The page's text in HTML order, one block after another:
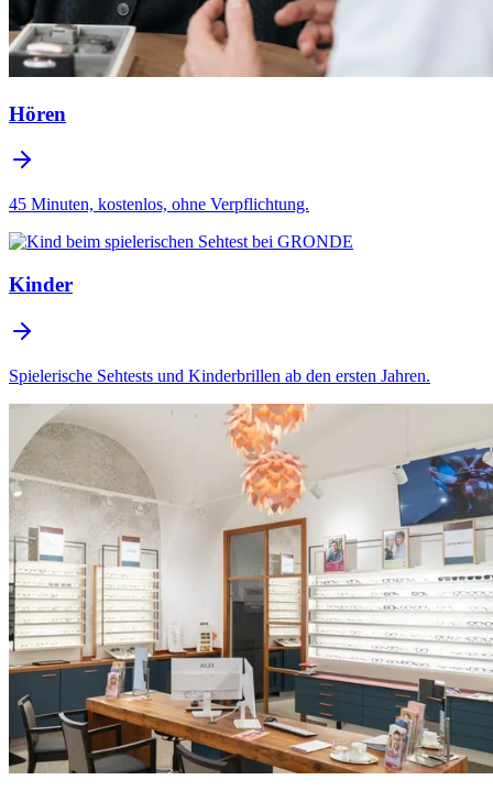
Hören
45 Minuten, kostenlos, ohne Verpflichtung.
Kinder
Spielerische Sehtests und Kinderbrillen ab den ersten Jahren.